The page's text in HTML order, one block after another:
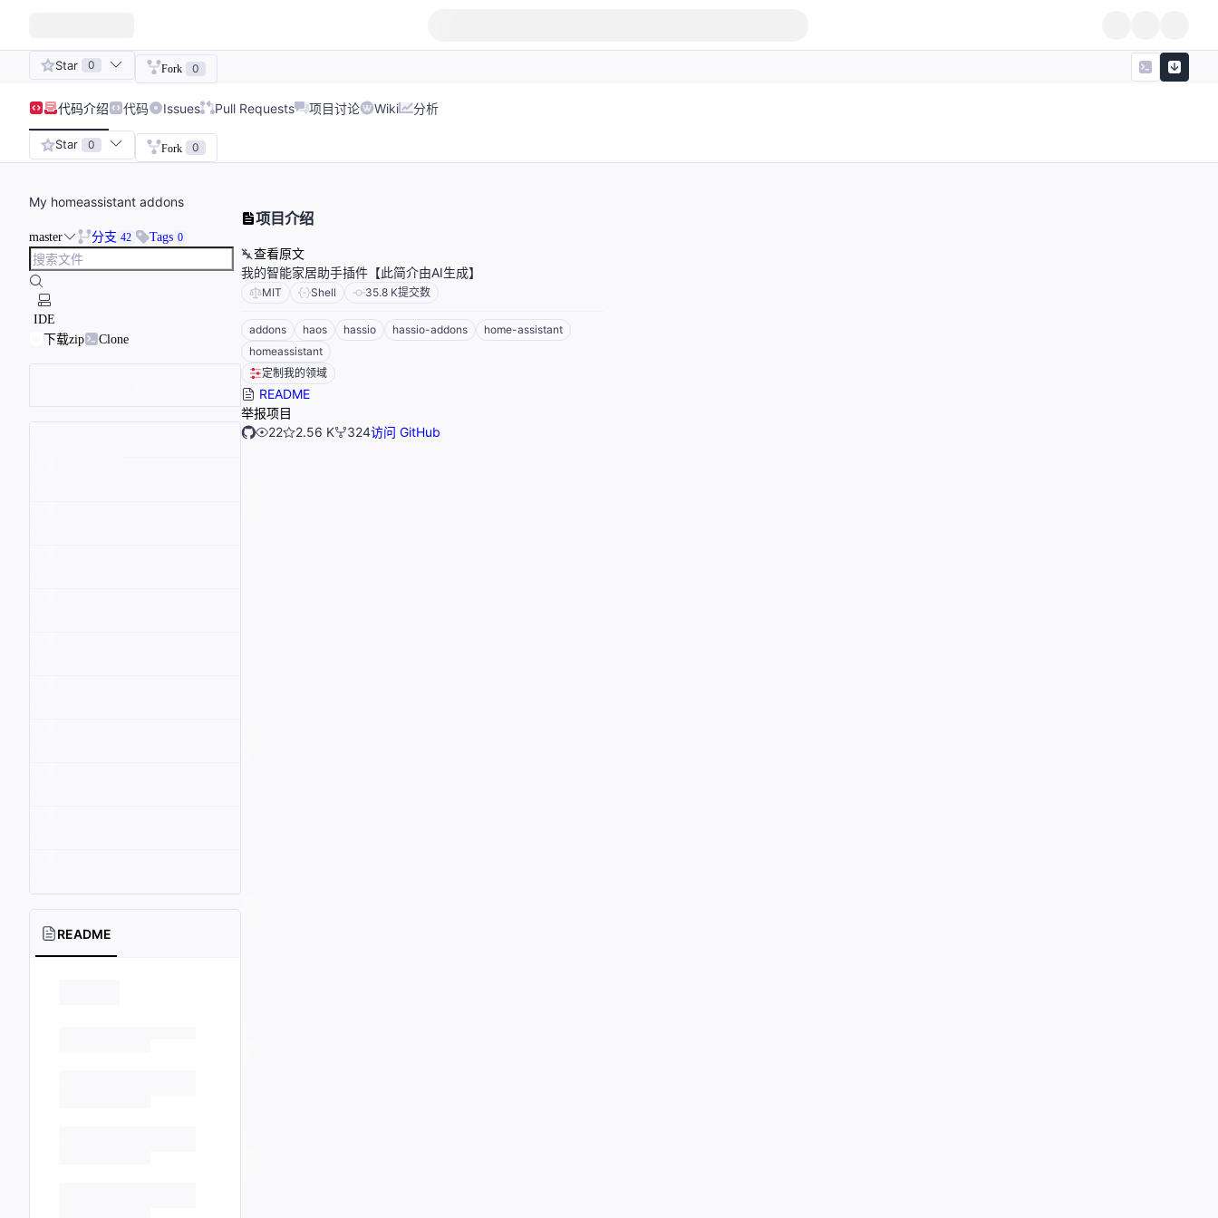
Star 0 Fork 0
代码介绍 代码 Issues Pull Requests 项目讨论 Wiki 分析
Star 0 Fork 0
My homeassistant addons
master 分支 42 Tags 0
IDE
下载zip
Clone
README
项目介绍
查看原文
我的智能家居助手插件【此简介由AI生成】
MIT Shell 35.8 K提交数
addons haos hassio hassio-addons
home-assistant
homeassistant
定制我的领域
README
举报项目
22
2.56 K 324访问 GitHub